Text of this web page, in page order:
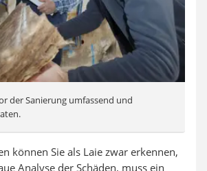
der Sanierung umfassend und
können Sie als Laie zwar erkennen,
Analyse der Schäden, muss ein